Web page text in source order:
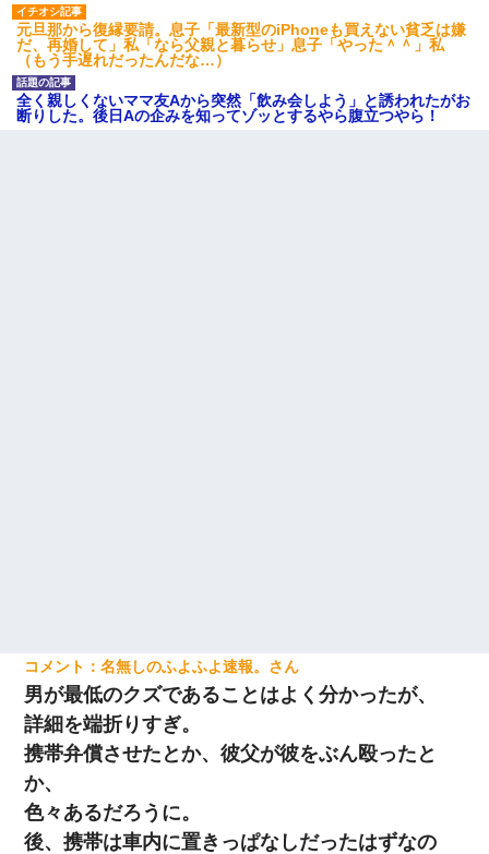
元旦那から復縁要請。息子「最新型のiPhoneも買えない貧乏は嫌
だ、再婚して」私「なら父親と暮らせ」息子「やった＾＾」私
（もう手遅れだったんだな…）
全く親しくないママ友Aから突然「飲み会しよう」と誘われたがお
断りした。後日Aの企みを知ってゾッとするやら腹立つやら！
名無しのふよふよ速報。
男が最低のクズであることはよく分かったが、
詳細を端折りすぎ。
携帯弁償させたとか、彼父が彼をぶん殴ったと
か、
色々あるだろうに。
後、携帯は車内に置きっぱなしだったはずなの